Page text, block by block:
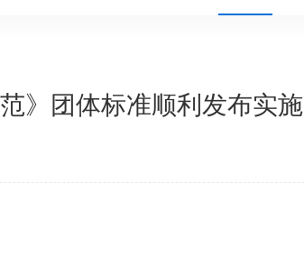
》团体标准顺利发布实施